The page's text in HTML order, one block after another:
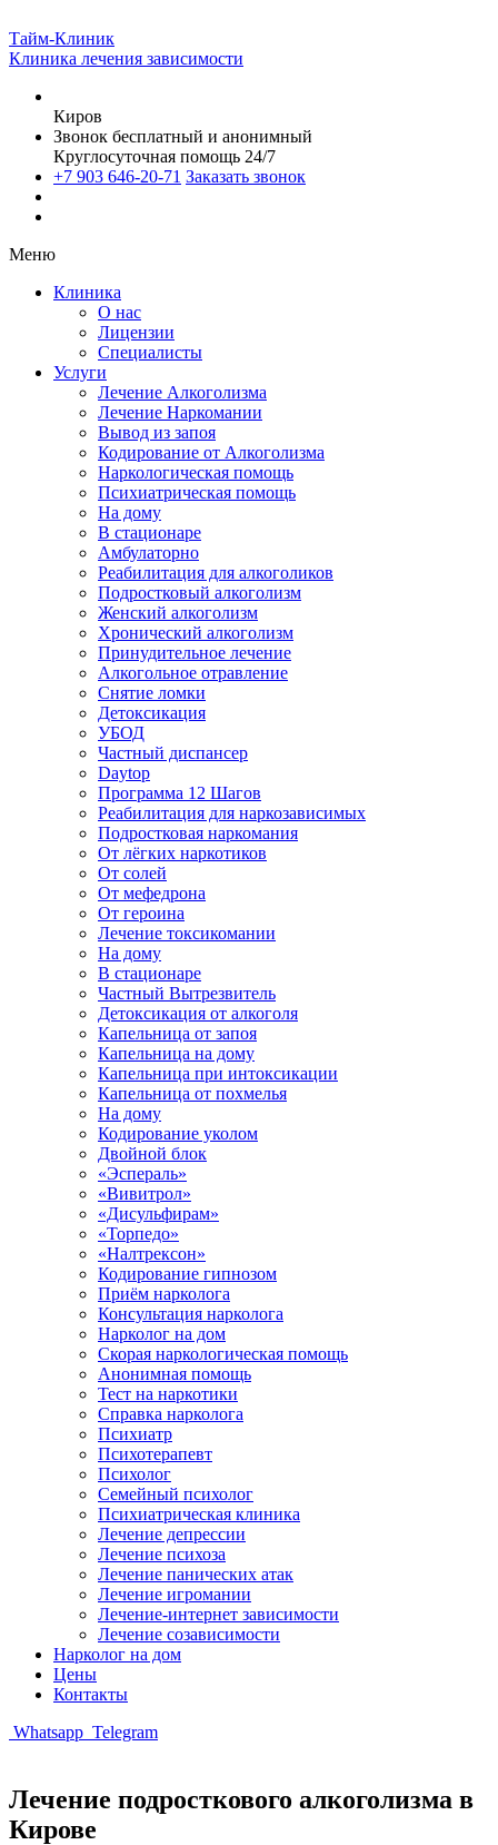
Тайм-Клиник
Клиника лечения зависимости
Киров
Звонок бесплатный и анонимный
Круглосуточная помощь 24/7
+7 903 646-20-71 Заказать звонок
Меню
Клиника
О нас
Лицензии
Специалисты
Услуги
Лечение Алкоголизма
Лечение Наркомании
Вывод из запоя
Кодирование от Алкоголизма
Наркологическая помощь
Психиатрическая помощь
На дому
В стационаре
Амбулаторно
Реабилитация для алкоголиков
Подростковый алкоголизм
Женский алкоголизм
Хронический алкоголизм
Принудительное лечение
Алкогольное отравление
Снятие ломки
Детоксикация
УБОД
Частный диспансер
Daytop
Программа 12 Шагов
Реабилитация для наркозависимых
Подростковая наркомания
От лёгких наркотиков
От солей
От мефедрона
От героина
Лечение токсикомании
На дому
В стационаре
Частный Вытрезвитель
Детоксикация от алкоголя
Капельница от запоя
Капельница на дому
Капельница при интоксикации
Капельница от похмелья
На дому
Кодирование уколом
Двойной блок
«Эспераль»
«Вивитрол»
«Дисульфирам»
«Торпедо»
«Налтрексон»
Кодирование гипнозом
Приём нарколога
Консультация нарколога
Нарколог на дом
Скорая наркологическая помощь
Анонимная помощь
Тест на наркотики
Справка нарколога
Психиатр
Психотерапевт
Психолог
Семейный психолог
Психиатрическая клиника
Лечение депрессии
Лечение психоза
Лечение панических атак
Лечение игромании
Лечение-интернет зависимости
Лечение созависимости
Нарколог на дом
Цены
Контакты
Whatsapp Telegram
Лечение подросткового алкоголизма в
Кирове